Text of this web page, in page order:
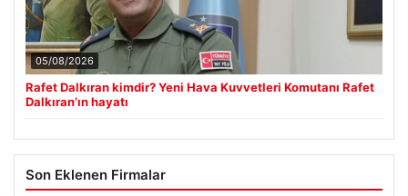
05/08/2026
Rafet Dalkıran kimdir? Yeni Hava Kuvvetleri Komutanı Rafet
Dalkıran’ın hayatı
Son Eklenen Firmalar